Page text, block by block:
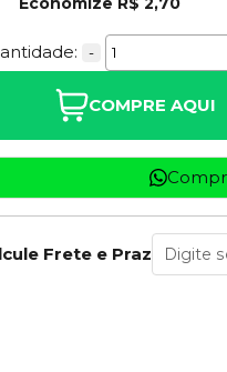
-
COMPRE AQUI
Frete e Prazo